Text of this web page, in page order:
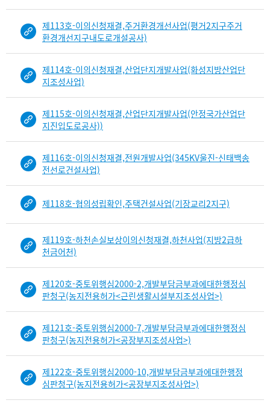
제113호-이의신청재결,주거환경개선사업(평거2지구주거
환경개선지구내도로개설공사)
제114호-이의신청재결,산업단지개발사업(화성지방산업단
지조성사업)
제115호-이의신청재결,산업단지개발사업(안정국가산업단
지진입도로공사))
제116호-이의신청재결,전원개발사업(345KV울진-신태백송
전선로건설사업)
제118호-협의성립확인,주택건설사업(기장교리2지구)
제119호-하천손실보상이의신청재결,하천사업(지방2급하
천금어천)
제120호-중토위행심2000-2,개발부담금부과에대한행정심
판청구(농지전용허가<근린생활시설부지조성사업>)
제121호-중토위행심2000-7,개발부담금부과에대한행정심
판청구(농지전용허가<공장부지조성사업>)
제122호-중토위행심2000-10,개발부담금부과에대한행정
심판청구(농지전용허가<공장부지조성사업>)